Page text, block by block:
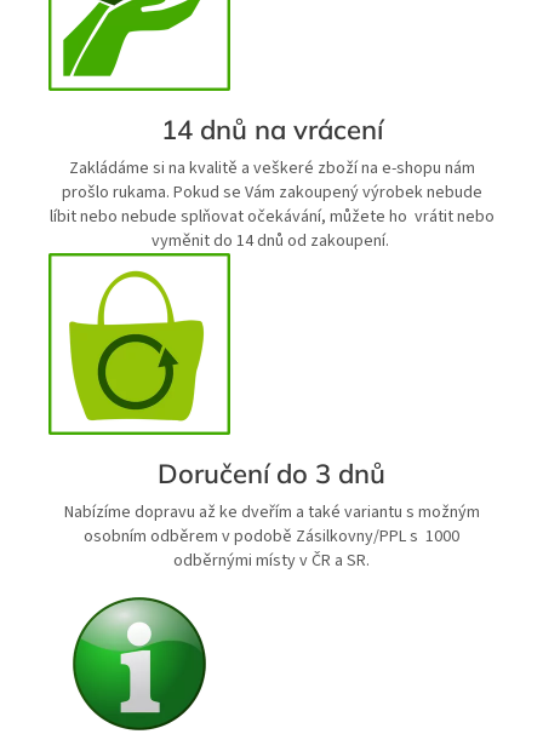
14 dnů na vrácení
Zakládáme si na kvalitě a veškeré zboží na e-shopu nám
prošlo rukama. Pokud se Vám zakoupený výrobek nebude
líbit nebo nebude splňovat očekávání, můžete ho vrátit nebo
vyměnit do 14 dnů od zakoupení.
Doručení do 3 dnů
Nabízíme dopravu až ke dveřím a také variantu s možným
osobním odběrem v podobě Zásilkovny/PPL s 1000
odběrnými místy v ČR a SR.